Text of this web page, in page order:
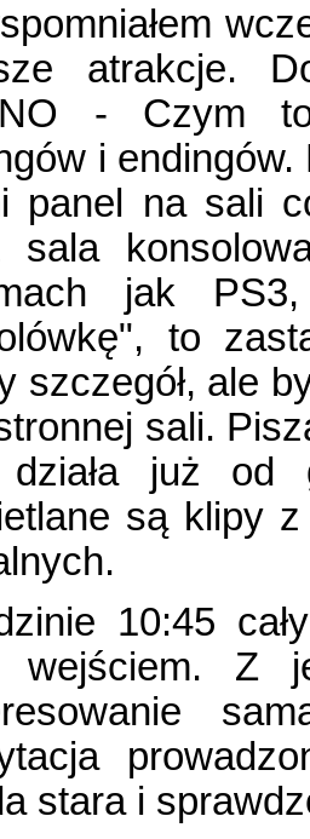
atrakcje.
- Czym
i
panel na sali
sala
jak
to
szczegół, ale
sali.
działa już
są klipy
10:45
wejściem. Z
stara i